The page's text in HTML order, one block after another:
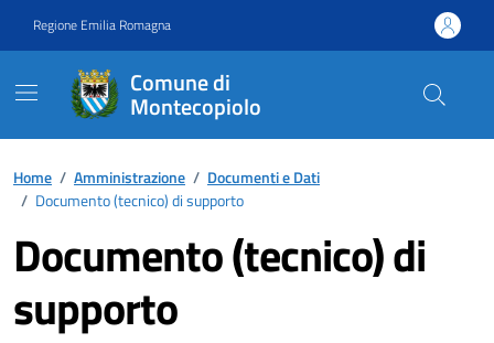
Regione Emilia Romagna
Comune di
Montecopiolo
Contenuti in evidenza
Home / Amministrazione / Documenti e Dati
/ Documento (tecnico) di supporto
Documento (tecnico) di
supporto